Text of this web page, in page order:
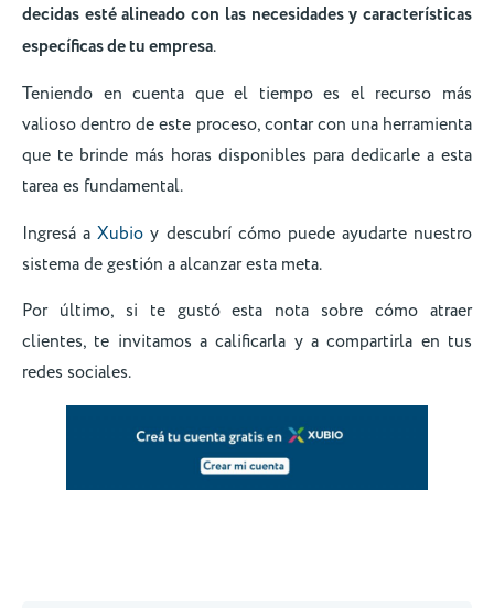
decidas esté alineado con las necesidades y características
específicas de tu empresa.
Teniendo en cuenta que el tiempo es el recurso más
valioso dentro de este proceso, contar con una herramienta
que te brinde más horas disponibles para dedicarle a esta
tarea es fundamental.
Ingresá aXubio y descubrí cómo puede ayudarte nuestro
sistema de gestión a alcanzar esta meta.
Por último, si te gustó esta nota sobre cómo atraer
clientes, te invitamos a calificarla y a compartirla en tus
redes sociales.